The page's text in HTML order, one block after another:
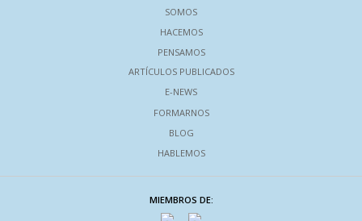
SOMOS
HACEMOS
PENSAMOS
ARTÍCULOS PUBLICADOS
E-NEWS
FORMARNOS
BLOG
HABLEMOS
MIEMBROS DE: